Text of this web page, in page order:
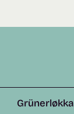
Grünerløkka